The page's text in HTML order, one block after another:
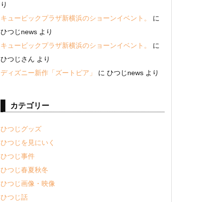
り
キュービックプラザ新横浜のショーンイベント。
に
ひつじnews より
キュービックプラザ新横浜のショーンイベント。
に
ひつじさん より
ディズニー新作「ズートピア」
に ひつじnews より
カテゴリー
ひつじグッズ
ひつじを見にいく
ひつじ事件
ひつじ春夏秋冬
ひつじ画像・映像
ひつじ話